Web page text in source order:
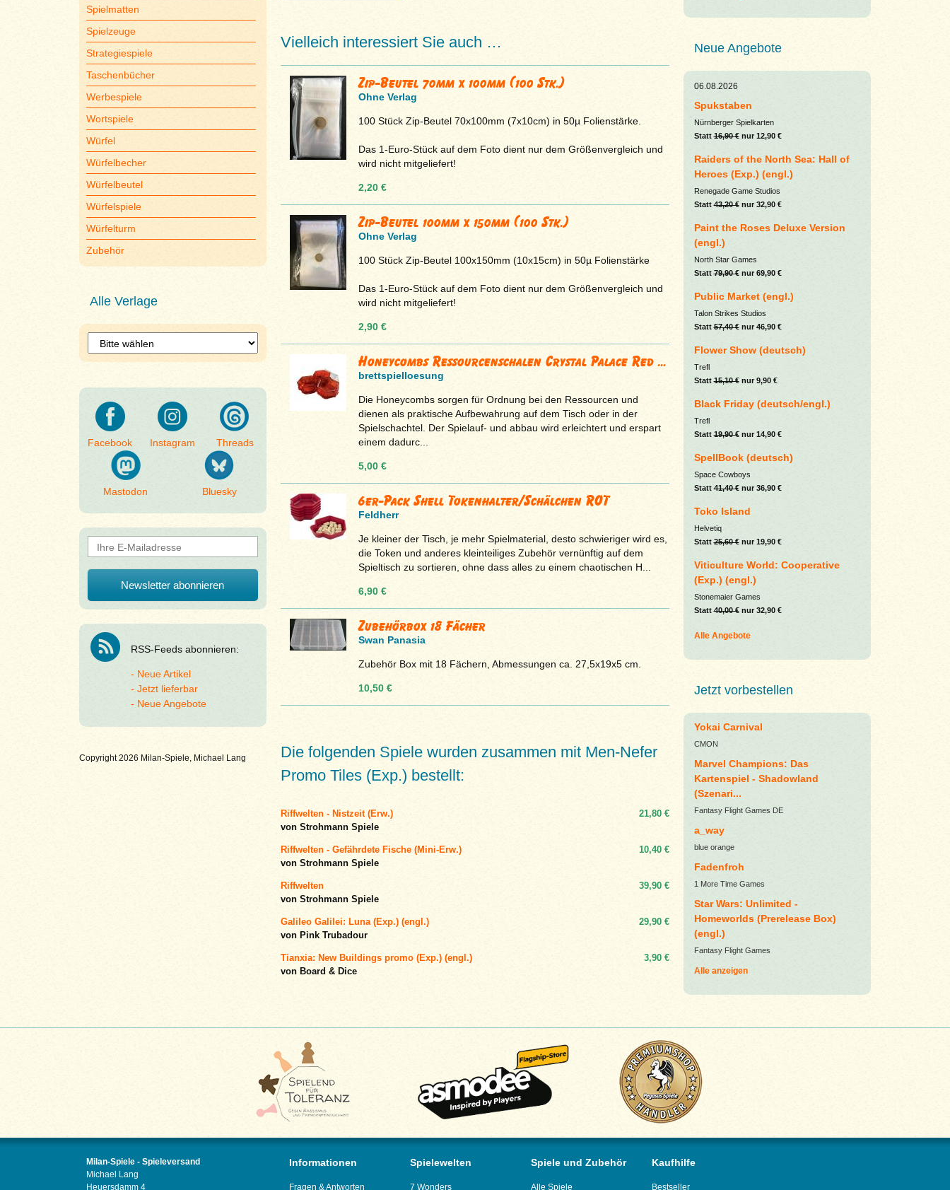
Spielmatten
Spielzeuge
Strategiespiele
Taschenbücher
Werbespiele
Wortspiele
Würfel
Würfelbecher
Würfelbeutel
Würfelspiele
Würfelturm
Zubehör
Alle Verlage
Facebook Instagram Threads
Mastodon Bluesky
RSS-Feeds abonnieren:
Neue Artikel
Jetzt lieferbar
Neue Angebote
Copyright 2026 Milan-Spiele, Michael Lang
Vielleich interessiert Sie auch …
Zip-Beutel 70mm x 100mm (100 Stk.)
Ohne Verlag
100 Stück Zip-Beutel 70x100mm (7x10cm) in 50µ Folienstärke.
Das 1-Euro-Stück auf dem Foto dient nur dem Größenvergleich und
wird nicht mitgeliefert!
2,20 €
Zip-Beutel 100mm x 150mm (100 Stk.)
Ohne Verlag
100 Stück Zip-Beutel 100x150mm (10x15cm) in 50µ Folienstärke
Das 1-Euro-Stück auf dem Foto dient nur dem Größenvergleich und
wird nicht mitgeliefert!
2,90 €
Honeycombs Ressourcenschalen Crystal Palace Red ...
brettspielloesung
Die Honeycombs sorgen für Ordnung bei den Ressourcen und
dienen als praktische Aufbewahrung auf dem Tisch oder in der
Spielschachtel. Der Spielauf- und abbau wird erleichtert und erspart
einem dadurc...
5,00 €
6er-Pack Shell Tokenhalter/Schälchen ROT
Feldherr
Je kleiner der Tisch, je mehr Spielmaterial, desto schwieriger wird es,
die Token und anderes kleinteiliges Zubehör vernünftig auf dem
Spieltisch zu sortieren, ohne dass alles zu einem chaotischen H...
6,90 €
Zubehörbox 18 Fächer
Swan Panasia
Zubehör Box mit 18 Fächern, Abmessungen ca. 27,5x19x5 cm.
10,50 €
Die folgenden Spiele wurden zusammen mit Men-Nefer
Promo Tiles (Exp.) bestellt:
Riffwelten - Nistzeit (Erw.)
von Strohmann Spiele
21,80 €
Riffwelten - Gefährdete Fische (Mini-Erw.)
von Strohmann Spiele
10,40 €
Riffwelten
von Strohmann Spiele
39,90 €
Galileo Galilei: Luna (Exp.) (engl.)
von Pink Trubadour
29,90 €
Tianxia: New Buildings promo (Exp.) (engl.)
von Board & Dice
3,90 €
Neue Angebote
06.08.2026
Spukstaben
Nürnberger Spielkarten
Statt16,90 €nur 12,90 €
Raiders of the North Sea: Hall of
Heroes (Exp.) (engl.)
Renegade Game Studios
Statt43,20 €nur 32,90 €
Paint the Roses Deluxe Version
(engl.)
North Star Games
Statt79,90 €nur 69,90 €
Public Market (engl.)
Talon Strikes Studios
Statt57,40 €nur 46,90 €
Flower Show (deutsch)
Trefl
Statt15,10 €nur 9,90 €
Black Friday (deutsch/engl.)
Trefl
Statt19,90 €nur 14,90 €
SpellBook (deutsch)
Space Cowboys
Statt41,40 €nur 36,90 €
Toko Island
Helvetiq
Statt25,60 €nur 19,90 €
Viticulture World: Cooperative
(Exp.) (engl.)
Stonemaier Games
Statt40,00 €nur 32,90 €
Alle Angebote
Jetzt vorbestellen
Yokai Carnival
CMON
Marvel Champions: Das
Kartenspiel - Shadowland
(Szenari...
Fantasy Flight Games DE
a_way
blue orange
Fadenfroh
1 More Time Games
Star Wars: Unlimited -
Homeworlds (Prerelease Box)
(engl.)
Fantasy Flight Games
Alle anzeigen
Milan-Spiele - Spieleversand
Michael Lang
Heuersdamm 4
Informationen
Fragen & Antworten
Spielewelten
7 Wonders
Spiele und Zubehör
Alle Spiele
Kaufhilfe
Bestseller